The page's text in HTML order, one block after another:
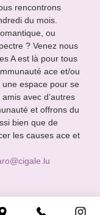
rencontrons
du mois.
ou
? Venez nous
A est là pour tous
ace et/ou
espace pour se
avec d’autres
et offrons du
bien que de
les causes ace et
is the group for